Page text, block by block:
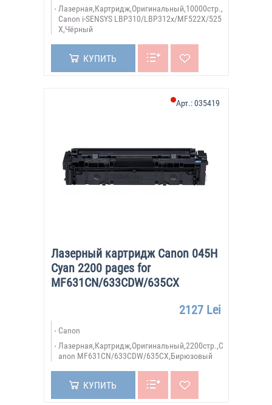
Лазерная,Картридж,Оригинальный,10000стр.,
Canon i-SENSYS LBP310/LBP312x/MF522X/525
X,Чёрный
КУПИТЬ
Лазерный картридж Canon 045H
Cyan 2200 pages for
MF631CN/633CDW/635CX
Арт.:035419
2127 Lei
Canon
Лазерная,Картридж,Оригинальный,2200стр.,C
anon MF631CN/633CDW/635CX,Бирюзовый
КУПИТЬ